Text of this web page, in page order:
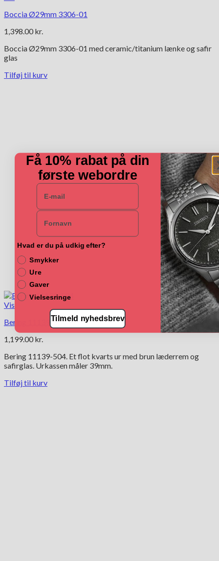
Boccia Ø29mm 3306-01
1,398.00 kr.
Boccia Ø29mm 3306-01 med ceramic/titanium lænke og safir
glas
Tilføj til kurv
Vis
Bering 11139-504
1,199.00 kr.
Bering 11139-504. Et flot kvarts ur med brun læderrem og
safirglas. Urkassen måler 39mm.
Tilføj til kurv
Få 10% rabat på din
første webordre
E-mail
Navn
Hvad er du på udkig efter?
Smykker
Ure
Gaver
Vielsesringe
Tilmeld nyhedsbrev